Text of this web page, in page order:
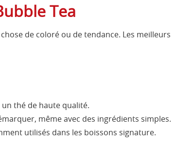
Tea
de coloré ou de tendance. Les meilleurs
thé de haute qualité.
même avec des ingrédients simples.
utilisés dans les boissons signature.